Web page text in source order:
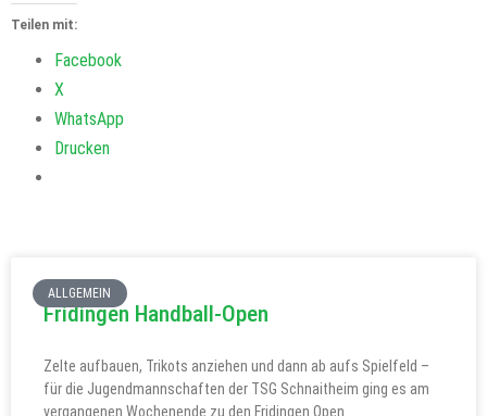
Teilen mit:
Facebook
X
WhatsApp
Drucken
ALLGEMEIN
Fridingen Handball-Open
Zelte aufbauen, Trikots anziehen und dann ab aufs Spielfeld –
für die Jugendmannschaften der TSG Schnaitheim ging es am
vergangenen Wochenende zu den Fridingen Open